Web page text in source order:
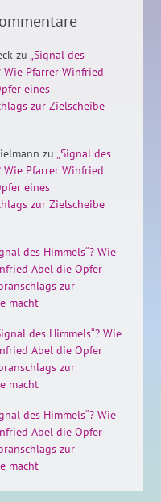
zu „Signal des
Wie Pfarrer Winfried
eines
zur Zielscheibe
zu „Signal des
Wie Pfarrer Winfried
eines
zur Zielscheibe
des Himmels“? Wie
Abel die Opfer
zur
macht
des Himmels“? Wie
Abel die Opfer
zur
macht
des Himmels“? Wie
Abel die Opfer
zur
macht